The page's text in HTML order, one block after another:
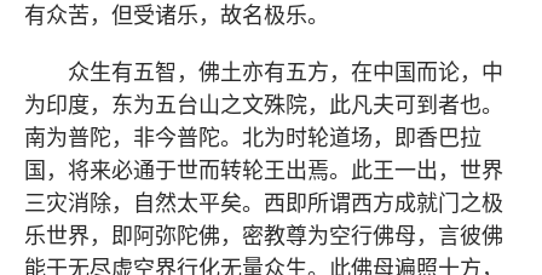
有众苦，但受诸乐，故名极乐。
众生有五智，佛土亦有五方，在中国而论，中
为印度，东为五台山之文殊院，此凡夫可到者也。
南为普陀，非今普陀。北为时轮道场，即香巴拉
国，将来必通于世而转轮王出焉。此王一出，世界
三灾消除，自然太平矣。西即所谓西方成就门之极
乐世界，即阿弥陀佛，密教尊为空行佛母，言彼佛
能于无尽虚空界行化无量众生。此佛母遍照十方，